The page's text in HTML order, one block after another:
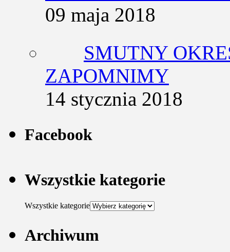
09 maja 2018
SMUTNY
ZAPOMNIMY
14 stycznia 2018
Facebook
Wszystkie kategorie
Wszystkie kategorie
Archiwum